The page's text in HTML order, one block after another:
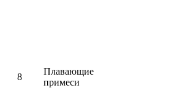
8
Плавающие
примеси